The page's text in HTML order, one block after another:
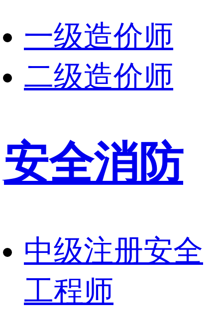
一级造价师
二级造价师
安全消防
中级注册安全
工程师